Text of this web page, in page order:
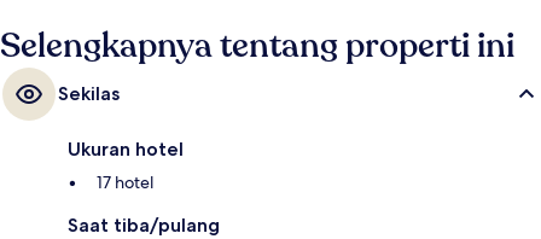
Selengkapnya tentang properti ini
Sekilas
Ukuran hotel
17 hotel
Saat tiba/pulang